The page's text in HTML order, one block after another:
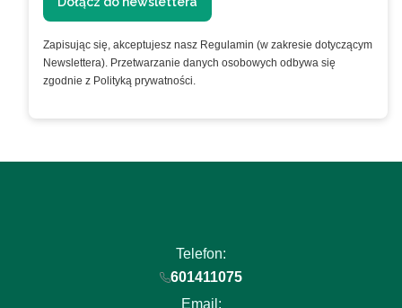
Zapisując się, akceptujesz nasz Regulamin (w zakresie dotyczącym
Newslettera). Przetwarzanie danych osobowych odbywa się
zgodnie z Polityką prywatności.
Telefon:
601411075
Email: